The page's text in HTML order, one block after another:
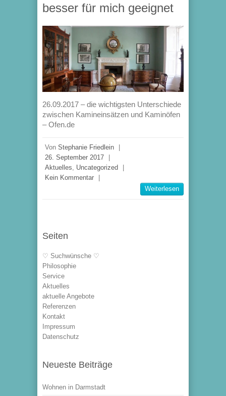
besser für mich geeignet
26.09.2017 – die wichtigsten Unterschiede
zwischen Kamineinsätzen und Kaminöfen
– Ofen.de
Von Stephanie Friedlein
26. September 2017
Aktuelles, Uncategorized
Kein Kommentar
Weiterlesen
Seiten
♡ Suchwünsche ♡
Philosophie
Service
Aktuelles
aktuelle Angebote
Referenzen
Kontakt
Impressum
Datenschutz
Neueste Beiträge
Wohnen in Darmstadt